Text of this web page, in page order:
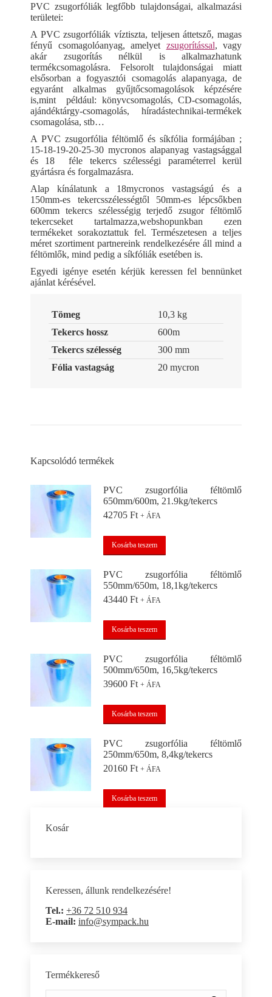
PVC zsugorfóliák legfőbb tulajdonságai, alkalmazási
területei:
A PVC zsugorfóliák víztiszta, teljesen áttetsző, magas
fényű csomagolóanyag, amelyet zsugorítással, vagy
akár zsugorítás nélkül is alkalmazhatunk
termékcsomagolásra. Felsorolt tulajdonságai miatt
elsősorban a fogyasztói csomagolás alapanyaga, de
egyaránt alkalmas gyűjtőcsomagolások képzésére
is,mint például: könyvcsomagolás, CD-csomagolás,
ajándéktárgy-csomagolás, híradástechnikai-termékek
csomagolása, stb…
A PVC zsugorfólia féltömlő és síkfólia formájában ;
15-18-19-20-25-30 mycronos alapanyag vastagsággal
és 18 féle tekercs szélességi paraméterrel kerül
gyártásra és forgalmazásra.
Alap kínálatunk a 18mycronos vastagságú és a
150mm-es tekercsszélességtől 50mm-es lépcsőkben
600mm tekercs szélességig terjedő zsugor féltömlő
tekercseket tartalmazza,webshopunkban ezen
termékeket sorakoztattuk fel. Természetesen a teljes
méret szortiment partnereink rendelkezésére áll mind a
féltömlők, mind pedig a síkfóliák esetében is.
Egyedi igénye esetén kérjük keressen fel bennünket
ajánlat kérésével.
Tömeg
10,3 kg
Tekercs hossz
600m
Tekercs szélesség
300 mm
Fólia vastagság
20 mycron
Kapcsolódó termékek
PVC zsugorfólia féltömlő
650mm/600m, 21.9kg/tekercs
42705 Ft + ÁFA
Kosárba teszem
PVC zsugorfólia féltömlő
550mm/650m, 18,1kg/tekercs
43440 Ft + ÁFA
Kosárba teszem
PVC zsugorfólia féltömlő
500mm/650m, 16,5kg/tekercs
39600 Ft + ÁFA
Kosárba teszem
PVC zsugorfólia féltömlő
250mm/650m, 8,4kg/tekercs
20160 Ft + ÁFA
Kosárba teszem
Kosár
Keressen, állunk rendelkezésére!
Tel.: +36 72 510 934
E-mail: info@sympack.hu
Termékkereső